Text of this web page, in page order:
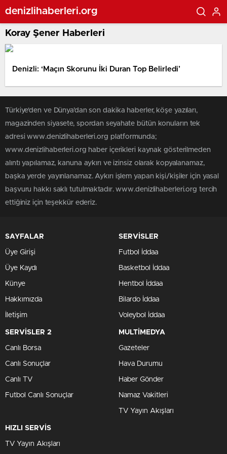
denizlihaberleri.org
Koray Şener Haberleri
Denizli: ‘Maçın Skorunu İki Duran Top Belirledi’
Türkiye'den ve Dünya’dan son dakika haberler, köşe yazıları,
magazinden siyasete, spordan seyahate bütün konuların tek
adresi www.denizlihaberleri.org platformunda;
www.denizlihaberleri.org haber içerikleri kaynak gösterilmeden
alıntı yapılamaz, kanuna aykırı ve izinsiz olarak kopyalanamaz,
başka yerde yayınlanamaz. Aykırı işlem yapan kişi/kişiler için yasal
başvuru hakkı saklı tutulmaktadır. www.denizlihaberleri.org tercih
ettiğiniz için teşekkür ederiz.
SAYFALAR
Üye Girişi
Üye Kaydı
Künye
Hakkımızda
İletişim
SERVİSLER
Futbol İddaa
Basketbol İddaa
Hentbol İddaa
Bilardo İddaa
Voleybol İddaa
SERVİSLER 2
Canlı Borsa
Canlı Sonuçlar
Canlı TV
Futbol Canlı Sonuçlar
MULTİMEDYA
Gazeteler
Hava Durumu
Haber Gönder
Namaz Vakitleri
TV Yayın Akışları
HIZLI SERVİS
TV Yayın Akışları